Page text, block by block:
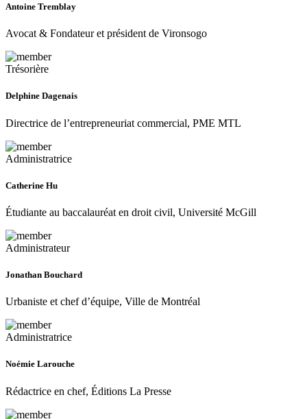
Antoine Tremblay
Avocat & Fondateur et président de Vironsogo
Trésorière
Delphine Dagenais
Directrice de l’entrepreneuriat commercial, PME MTL
Administratrice
Catherine Hu
Étudiante au baccalauréat en droit civil, Université McGill
Administrateur
Jonathan Bouchard
Urbaniste et chef d’équipe, Ville de Montréal
Administratrice
Noémie Larouche
Rédactrice en chef, Éditions La Presse